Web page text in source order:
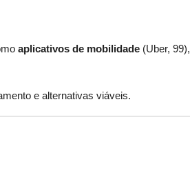
aplicativos de mobilidade (Uber, 99),
e alternativas viáveis.